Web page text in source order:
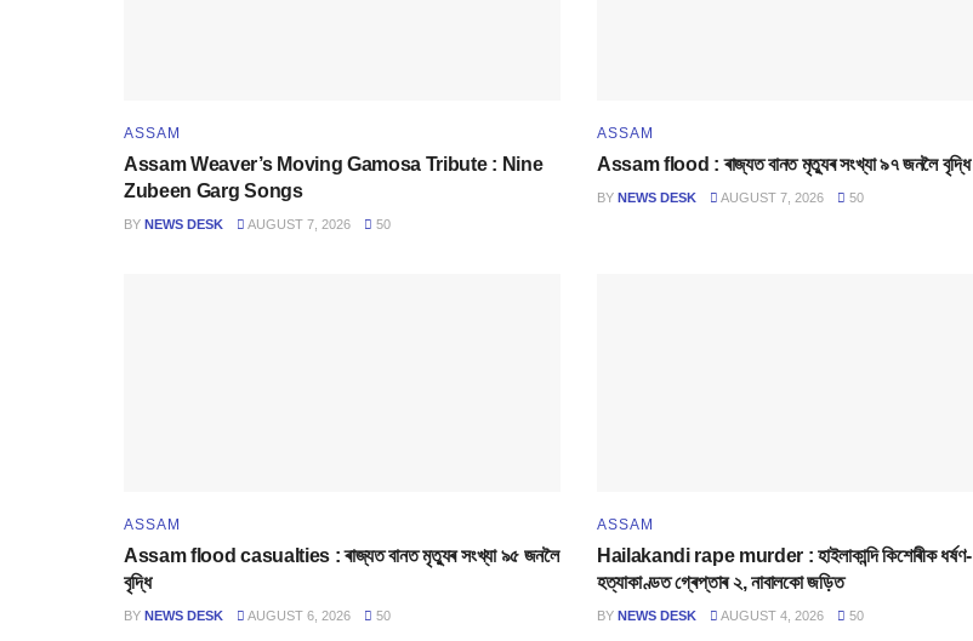
ASSAM
Assam Weaver’s Moving Gamosa Tribute : Nine
Zubeen Garg Songs
BY NEWS DESK AUGUST 7, 2026 50
ASSAM
Assam flood : ৰাজ্যত বানত মৃত্যুৰ সংখ্যা ৯৭ জনলৈ বৃদ্ধি
BY NEWS DESK AUGUST 7, 2026 50
ASSAM
Assam flood casualties : ৰাজ্যত বানত মৃত্যুৰ সংখ্যা ৯৫ জনলৈ
বৃদ্ধি
BY NEWS DESK AUGUST 6, 2026 50
ASSAM
Hailakandi rape murder : হাইলাকান্দি কিশোৰীক ধৰ্ষণ-
হত্যাকাণ্ডত গ্ৰেপ্তাৰ ২, নাবালকো জড়িত
BY NEWS DESK AUGUST 4, 2026 50